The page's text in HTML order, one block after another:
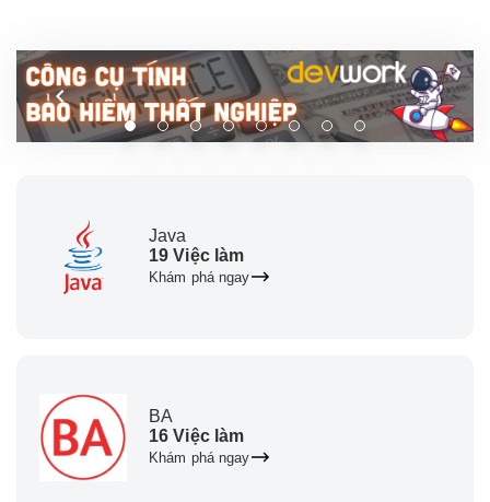
Java
19 Việc làm
Khám phá ngay
BA
16 Việc làm
Khám phá ngay